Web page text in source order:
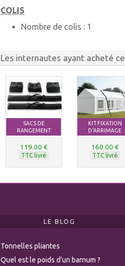
COLIS
Nombre de colis : 1
Les internautes ayant acheté
SACS DE
RANGEMENT
119.00 €
TTC livré
KIT FIXATION
D'ARRIMAGE
160.00 €
TTC livré
LE BLOG
Tonnelles pliantes
Quel est le poids d’un barnum ?